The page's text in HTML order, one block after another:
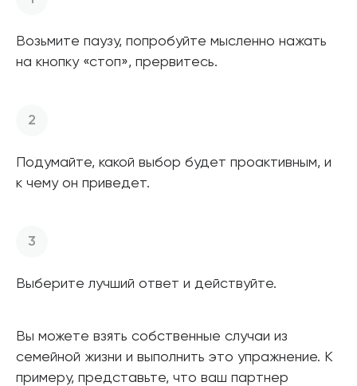
Возьмите паузу, попробуйте мысленно нажать
на кнопку «стоп», прервитесь.
Подумайте, какой выбор будет проактивным, и
к чему он приведет.
Выберите лучший ответ и действуйте.
Вы можете взять собственные случаи из
семейной жизни и выполнить это упражнение. К
примеру, представьте, что ваш партнер